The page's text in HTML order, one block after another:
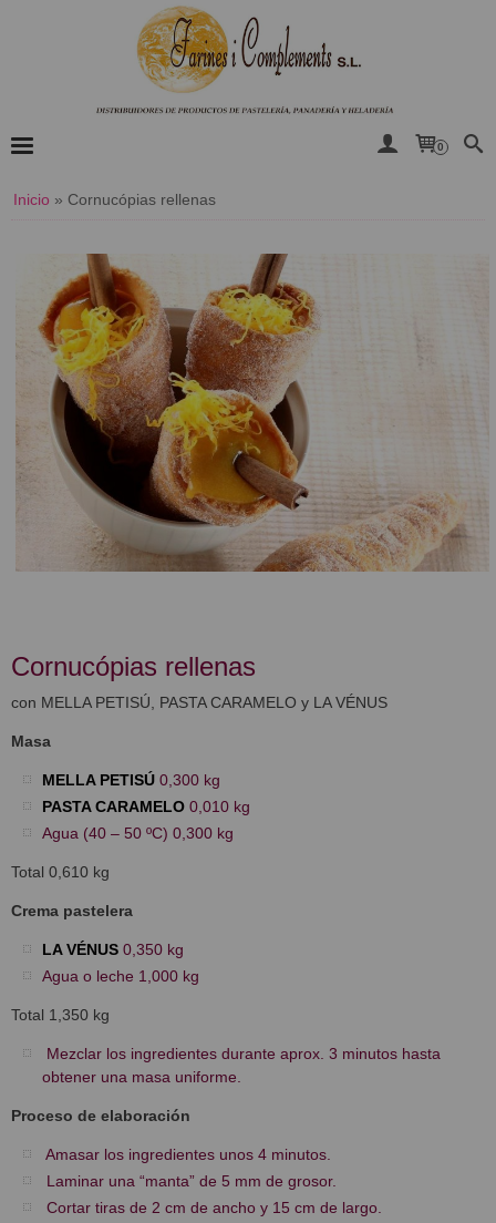
0
Inicio » ​Cornucópias rellenas
Cornucópias rellenas
con MELLA PETISÚ, PASTA CARAMELO y LA VÉNUS
Masa
MELLA PETISÚ 0,300 kg
PASTA CARAMELO 0,010 kg
Agua (40 – 50 ºC) 0,300 kg
Total 0,610 kg
Crema pastelera
LA VÉNUS 0,350 kg
Agua o leche 1,000 kg
Total 1,350 kg
Mezclar los ingredientes durante aprox. 3 minutos hasta
obtener una masa uniforme.
Proceso de elaboración
Amasar los ingredientes unos 4 minutos.
Laminar una “manta” de 5 mm de grosor.
Cortar tiras de 2 cm de ancho y 15 cm de largo.